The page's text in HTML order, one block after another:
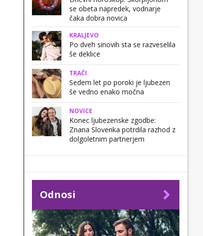
se obeta napredek, vodnarje
čaka dobra novica
KRALJEVO
Po dveh sinovih sta se razveselila
še deklice
TRAČI
Sedem let po poroki je ljubezen
še vedno enako močna
NOVICE
Konec ljubezenske zgodbe:
Znana Slovenka potrdila razhod z
dolgoletnim partnerjem
Odnosi